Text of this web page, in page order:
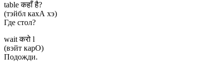
table कहाँ है?
(тэйбл кахА хэ)
Где стол?
wait करो l
(вэйт карО)
Подожди.